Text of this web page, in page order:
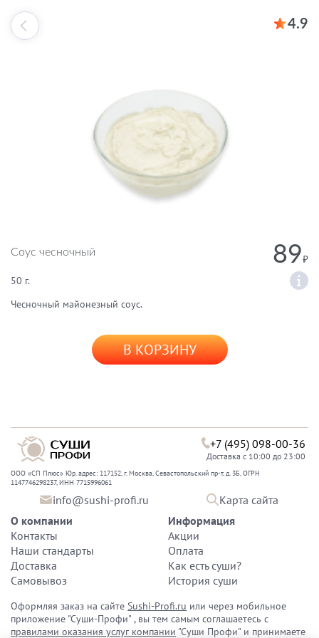
4.9
Соус чесночный 89
50 г.
Чесночный майонезный соус.
В КОРЗИНУ
+7 (495) 098-00-36
Доставка с 10:00 до 23:00
ООО «СП Плюс» Юр. адрес: 117152, г. Москва, Севастопольский пр-т, д. 3Б, ОГРН
1147746298237, ИНН 7715996061
info@sushi-profi.ru
Карта сайта
О компании
Контакты
Наши стандарты
Доставка
Самовывоз
Информация
Акции
Оплата
Как есть суши?
История суши
Оформляя заказ на сайтеSushi-Profi.ru или через мобильное
приложение "Суши-Профи" , вы тем самым соглашаетесь с
правилами оказания услуг компании "Суши Профи" и принимаете